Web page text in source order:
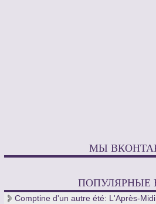
МЫ
ПОПУЛЯРНЫЕ
Comptine d'un autre été: L'Après-Midi